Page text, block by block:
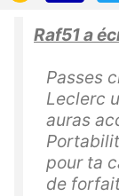
Raf51 a
Passes
Leclerc
auras
pour ta
de